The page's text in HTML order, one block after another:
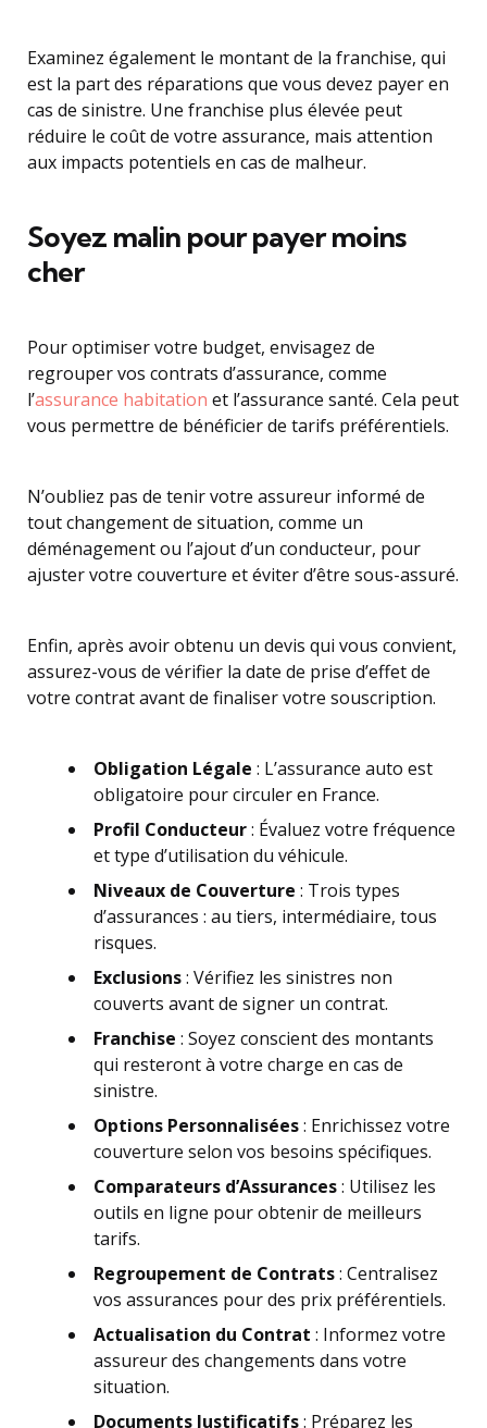
Examinez également le montant de la franchise, qui
est la part des réparations que vous devez payer en
cas de sinistre. Une franchise plus élevée peut
réduire le coût de votre assurance, mais attention
aux impacts potentiels en cas de malheur.
Soyez malin pour payer moins
cher
Pour optimiser votre budget, envisagez de
regrouper vos contrats d’assurance, comme
l’assurance habitation et l’assurance santé. Cela peut
vous permettre de bénéficier de tarifs préférentiels.
N’oubliez pas de tenir votre assureur informé de
tout changement de situation, comme un
déménagement ou l’ajout d’un conducteur, pour
ajuster votre couverture et éviter d’être sous-assuré.
Enfin, après avoir obtenu un devis qui vous convient,
assurez-vous de vérifier la date de prise d’effet de
votre contrat avant de finaliser votre souscription.
Obligation Légale : L’assurance auto est
obligatoire pour circuler en France.
Profil Conducteur: Évaluez votre fréquence
et type d’utilisation du véhicule.
Niveaux de Couverture : Trois types
d’assurances : au tiers, intermédiaire, tous
risques.
Exclusions: Vérifiez les sinistres non
couverts avant de signer un contrat.
Franchise : Soyez conscient des montants
qui resteront à votre charge en cas de
sinistre.
Options Personnalisées: Enrichissez votre
couverture selon vos besoins spécifiques.
Comparateurs d’Assurances: Utilisez les
outils en ligne pour obtenir de meilleurs
tarifs.
Regroupement de Contrats: Centralisez
vos assurances pour des prix préférentiels.
Actualisation du Contrat : Informez votre
assureur des changements dans votre
situation.
Documents Justificatifs: Préparez les